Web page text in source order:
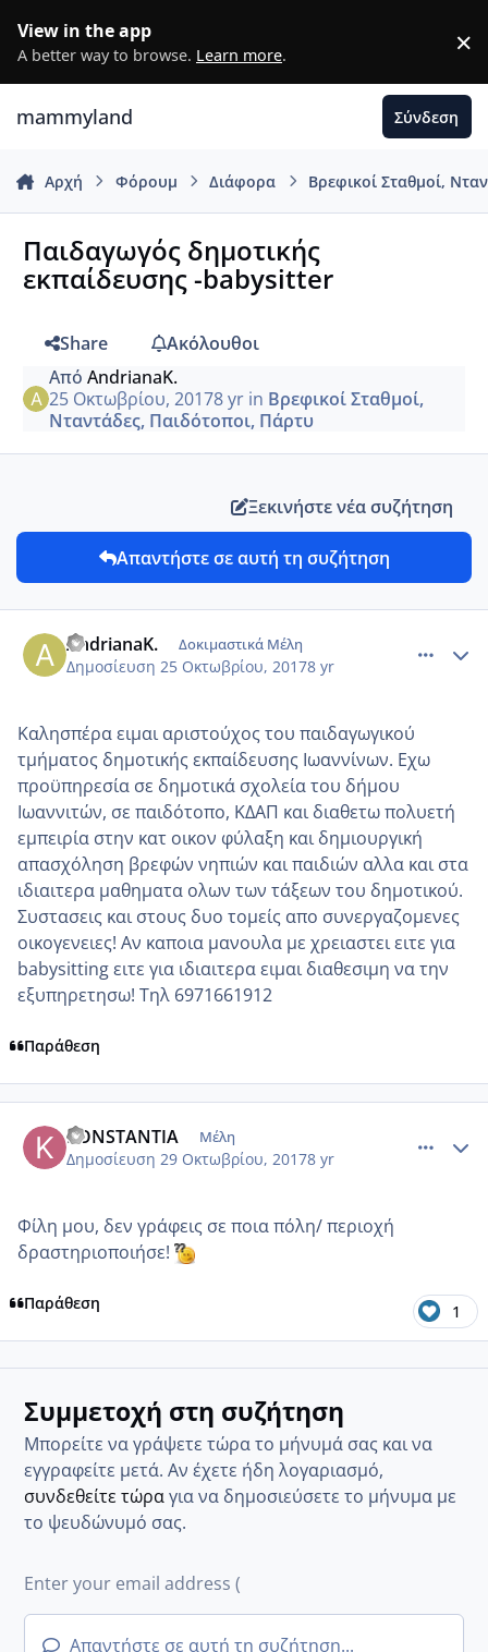
View in the app
A better way to browse. Learn more. ×
mammyland Σύνδεση
Αρχή Φόρουμ Διάφορα Βρεφικοί Σταθμοί,
Παιδαγωγός δημοτικής
εκπαίδευσης -babysitter
Share
Ακόλουθοι
Από AndrianaK.
25 Οκτωβρίου, 20178 yrin Βρεφικοί Σταθμοί,
Νταντάδες, Παιδότοποι, Πάρτυ
Ξεκινήστε νέα συζήτηση
Απαντήστε σε αυτή τη συζήτηση
AndrianaK. Δοκιμαστικά Μέλη
Δημοσίευση 25 Οκτωβρίου, 20178 yr
Καλησπέρα ειμαι αριστούχος του παιδαγωγικού
τμήματος δημοτικής εκπαίδευσης Ιωαννίνων. Εχω
προϋπηρεσία σε δημοτικά σχολεία του δήμου
Ιωαννιτών, σε παιδότοπο, ΚΔΑΠ και διαθετω πολυετή
εμπειρία στην κατ οικον φύλαξη και δημιουργική
απασχόληση βρεφών νηπιών και παιδιών αλλα και στα
ιδιαιτερα μαθηματα ολων των τάξεων του δημοτικού.
Συστασεις και στους δυο τομείς απο συνεργαζομενες
οικογενειες! Αν καποια μανουλα με χρειαστει ειτε για
babysitting ειτε για ιδιαιτερα ειμαι διαθεσιμη να την
εξυπηρετησω! Τηλ 6971661912
Παράθεση
KONSTANTIA Μέλη
Δημοσίευση 29 Οκτωβρίου, 20178 yr
Φίλη μου, δεν γράφεις σε ποια πόλη/ περιοχή
δραστηριοποιήσε!
Παράθεση 1
Συμμετοχή στη συζήτηση
Μπορείτε να γράψετε τώρα το μήνυμά σας και να
εγγραφείτε μετά. Αν έχετε ήδη λογαριασμό,
συνδεθείτε τώραγια να δημοσιεύσετε το μήνυμα με
το ψευδώνυμό σας.
Απαντήστε σε αυτή τη συζήτηση...